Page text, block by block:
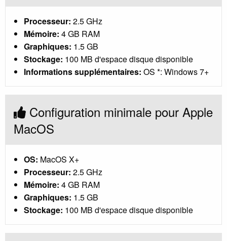
Processeur: 2.5 GHz
Mémoire: 4 GB RAM
Graphiques: 1.5 GB
Stockage: 100 MB d'espace disque disponible
Informations supplémentaires: OS *: Windows 7+
Configuration minimale pour Apple
MacOS
OS: MacOS X+
Processeur: 2.5 GHz
Mémoire: 4 GB RAM
Graphiques: 1.5 GB
Stockage: 100 MB d'espace disque disponible